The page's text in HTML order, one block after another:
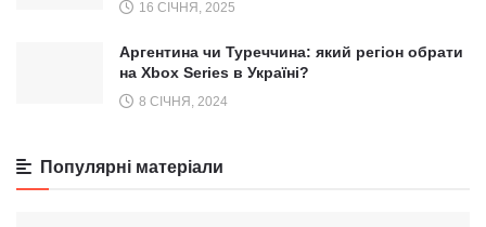
16 СІЧНЯ, 2025
Аргентина чи Туреччина: який регіон обрати
на Xbox Series в Україні?
8 СІЧНЯ, 2024
Популярні матеріали